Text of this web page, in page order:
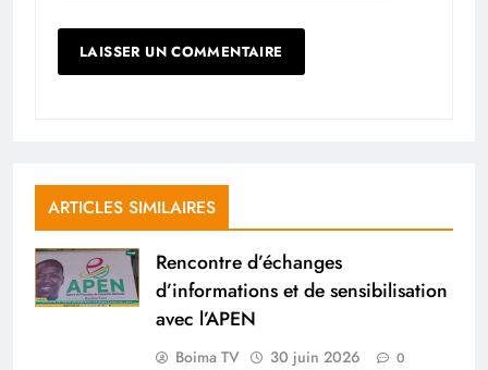
ARTICLES SIMILAIRES
Rencontre d’échanges
d’informations et de sensibilisation
avec l’APEN
Boima TV 30 juin 2026 0